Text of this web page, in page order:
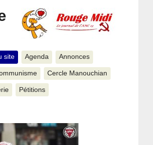
site Agenda Annonces
Cercle Manouchian
Pétitions